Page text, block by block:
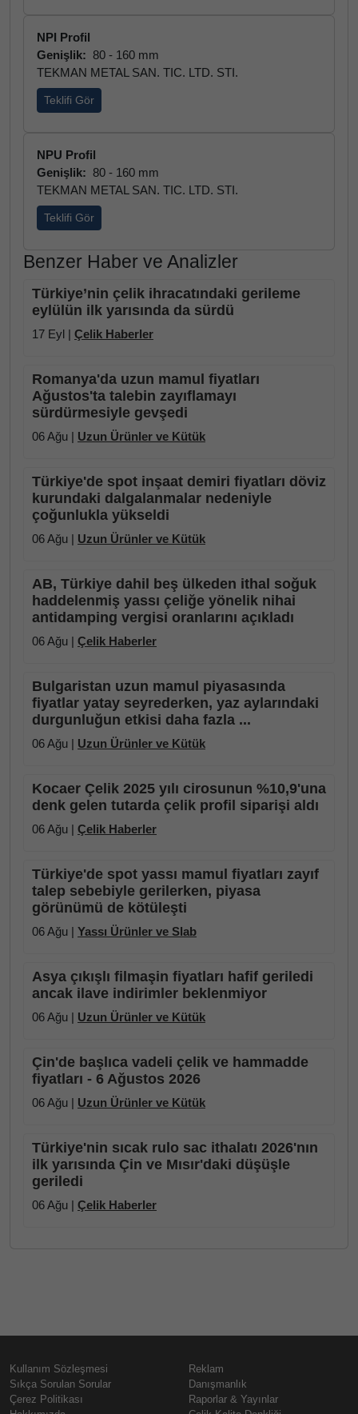
NPI Profil
Genişlik: 80 - 160 mm
TEKMAN METAL SAN. TIC. LTD. STI.
Teklifi Gör
NPU Profil
Genişlik: 80 - 160 mm
TEKMAN METAL SAN. TIC. LTD. STI.
Teklifi Gör
Benzer Haber ve Analizler
Türkiye’nin çelik ihracatındaki gerileme
eylülün ilk yarısında da sürdü
17 Eyl | Çelik Haberler
Romanya'da uzun mamul fiyatları
Ağustos'ta talebin zayıflamayı
sürdürmesiyle gevşedi
06 Ağu | Uzun Ürünler ve Kütük
Türkiye'de spot inşaat demiri fiyatları döviz
kurundaki dalgalanmalar nedeniyle
çoğunlukla yükseldi
06 Ağu | Uzun Ürünler ve Kütük
AB, Türkiye dahil beş ülkeden ithal soğuk
haddelenmiş yassı çeliğe yönelik nihai
antidamping vergisi oranlarını açıkladı
06 Ağu | Çelik Haberler
Bulgaristan uzun mamul piyasasında
fiyatlar yatay seyrederken, yaz aylarındaki
durgunluğun etkisi daha fazla ...
06 Ağu | Uzun Ürünler ve Kütük
Kocaer Çelik 2025 yılı cirosunun %10,9'una
denk gelen tutarda çelik profil siparişi aldı
06 Ağu | Çelik Haberler
Türkiye'de spot yassı mamul fiyatları zayıf
talep sebebiyle gerilerken, piyasa
görünümü de kötüleşti
06 Ağu | Yassı Ürünler ve Slab
Asya çıkışlı filmaşin fiyatları hafif geriledi
ancak ilave indirimler beklenmiyor
06 Ağu | Uzun Ürünler ve Kütük
Çin'de başlıca vadeli çelik ve hammadde
fiyatları - 6 Ağustos 2026
06 Ağu | Uzun Ürünler ve Kütük
Türkiye'nin sıcak rulo sac ithalatı 2026'nın
ilk yarısında Çin ve Mısır'daki düşüşle
geriledi
06 Ağu | Çelik Haberler
Kullanım Sözleşmesi
Sıkça Sorulan Sorular
Çerez Politikası
Reklam
Danışmanlık
Raporlar & Yayınlar